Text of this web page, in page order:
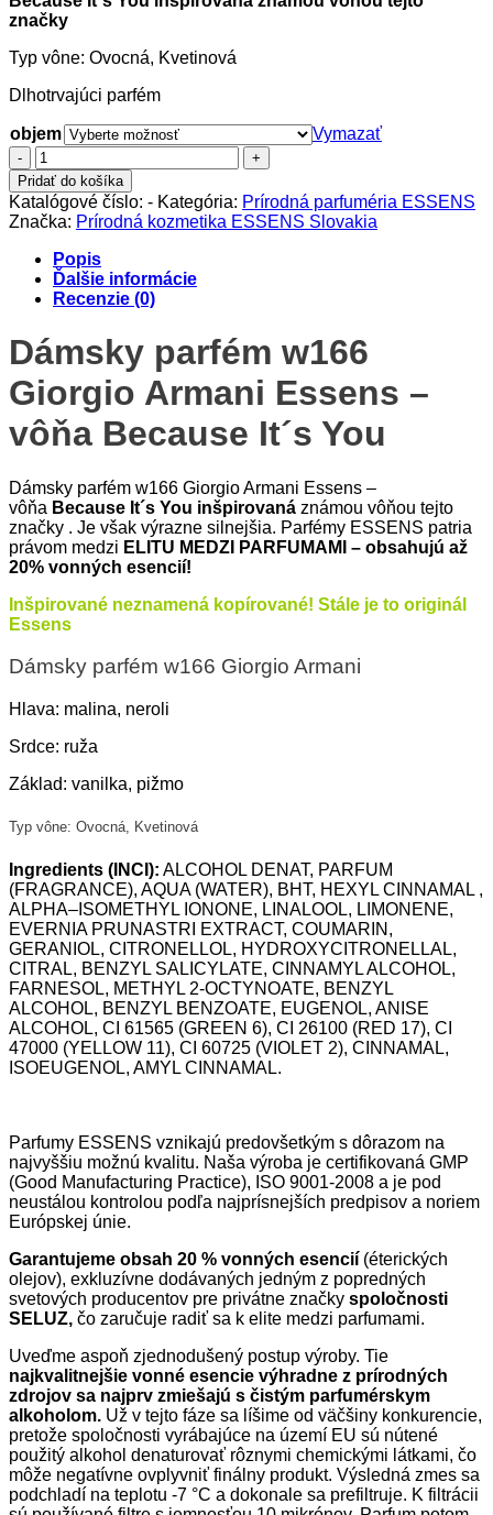
značky
Typ vône: Ovocná, Kvetinová
Dlhotrvajúci parfém
objem
Vymazať
množstvo
Dámsky
parfém
w166
Giorgio
Armani
Pridať do košíka
Katalógové číslo: - Kategória: Prírodná parfuméria ESSENS
Značka: Prírodná kozmetika ESSENS Slovakia
Popis
Ďalšie informácie
Recenzie (0)
Dámsky parfém w166
Giorgio Armani Essens –
vôňa Because It´s You
Dámsky parfém w166 Giorgio Armani Essens –
vôňa Because It´s You inšpirovaná známou vôňou tejto
značky . Je však výrazne silnejšia. Parfémy ESSENS patria
právom medzi ELITU MEDZI PARFUMAMI – obsahujú až
20% vonných esencií!
Inšpirované neznamená kopírované! Stále je to originál
Essens
Dámsky parfém w166 Giorgio Armani
Hlava: malina, neroli
Srdce: ruža
Základ: vanilka, pižmo
Typ vône: Ovocná, Kvetinová
Ingredients (INCI): ALCOHOL DENAT, PARFUM
(FRAGRANCE), AQUA (WATER), BHT, HEXYL CINNAMAL ,
ALPHA–ISOMETHYL IONONE, LINALOOL, LIMONENE,
EVERNIA PRUNASTRI EXTRACT, COUMARIN,
GERANIOL, CITRONELLOL, HYDROXYCITRONELLAL,
CITRAL, BENZYL SALICYLATE, CINNAMYL ALCOHOL,
FARNESOL, METHYL 2-OCTYNOATE, BENZYL
ALCOHOL, BENZYL BENZOATE, EUGENOL, ANISE
ALCOHOL, CI 61565 (GREEN 6), CI 26100 (RED 17), CI
47000 (YELLOW 11), CI 60725 (VIOLET 2), CINNAMAL,
ISOEUGENOL, AMYL CINNAMAL.
Parfumy ESSENS vznikajú predovšetkým s dôrazom na
najvyššiu možnú kvalitu. Naša výroba je certifikovaná GMP
(Good Manufacturing Practice), ISO 9001-2008 a je pod
neustálou kontrolou podľa najprísnejších predpisov a noriem
Európskej únie.
Garantujeme obsah 20 % vonných esencií (éterických
olejov), exkluzívne dodávaných jedným z popredných
svetových producentov pre privátne značky spoločnosti
SELUZ, čo zaručuje radiť sa k elite medzi parfumami.
Uveďme aspoň zjednodušený postup výroby. Tie
najkvalitnejšie vonné esencie výhradne z prírodných
zdrojov sa najprv zmiešajú s čistým parfumérskym
alkoholom. Už v tejto fáze sa líšime od väčšiny konkurencie,
pretože spoločnosti vyrábajúce na území EU sú nútené
použitý alkohol denaturovať rôznymi chemickými látkami, čo
môže negatívne ovplyvniť finálny produkt. Výsledná zmes sa
podchladí na teplotu -7 °C a dokonale sa prefiltruje. K filtrácii